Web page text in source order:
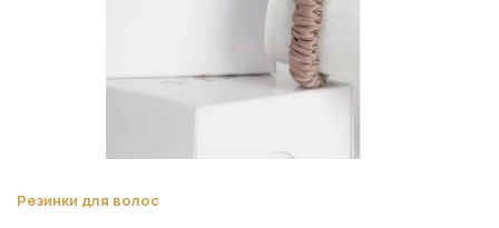
Резинки для волос